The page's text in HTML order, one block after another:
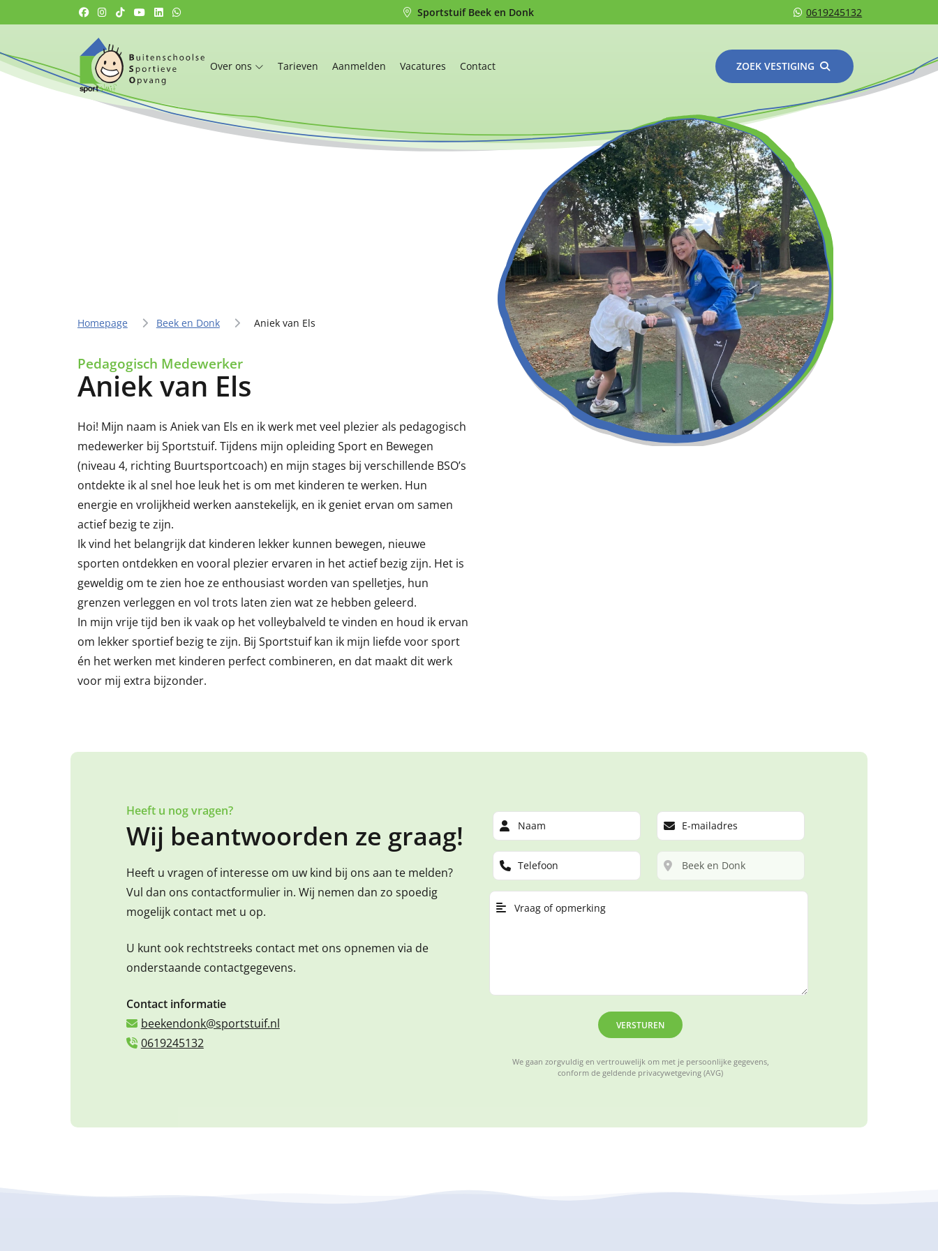
Sportstuif Beek en Donk 0619245132
Over ons Tarieven Aanmelden Vacatures Contact ZOEK VESTIGING
Homepage Beek en Donk Aniek van Els
Pedagogisch Medewerker
Aniek van Els
Hoi! Mijn naam is Aniek van Els en ik werk met veel plezier als pedagogisch
medewerker bij Sportstuif. Tijdens mijn opleiding Sport en Bewegen
(niveau 4, richting Buurtsportcoach) en mijn stages bij verschillende BSO’s
ontdekte ik al snel hoe leuk het is om met kinderen te werken. Hun
energie en vrolijkheid werken aanstekelijk, en ik geniet ervan om samen
actief bezig te zijn.
Ik vind het belangrijk dat kinderen lekker kunnen bewegen, nieuwe
sporten ontdekken en vooral plezier ervaren in het actief bezig zijn. Het is
geweldig om te zien hoe ze enthousiast worden van spelletjes, hun
grenzen verleggen en vol trots laten zien wat ze hebben geleerd.
In mijn vrije tijd ben ik vaak op het volleybalveld te vinden en houd ik ervan
om lekker sportief bezig te zijn. Bij Sportstuif kan ik mijn liefde voor sport
én het werken met kinderen perfect combineren, en dat maakt dit werk
voor mij extra bijzonder.
Heeft u nog vragen?
Wij beantwoorden ze graag!
Heeft u vragen of interesse om uw kind bij ons aan te melden?
Vul dan ons contactformulier in. Wij nemen dan zo spoedig
mogelijk contact met u op.
U kunt ook rechtstreeks contact met ons opnemen via de
onderstaande contactgegevens.
Contact informatie
beekendonk@sportstuif.nl
0619245132
VERSTUREN
We gaan zorgvuldig en vertrouwelijk om met je persoonlijke gegevens,
conform de geldende privacywetgeving (AVG)